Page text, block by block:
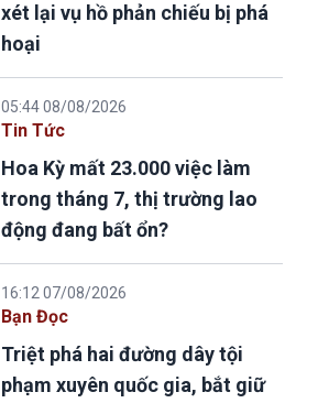
xét lại vụ hồ phản chiếu bị phá
hoại
05:44 08/08/2026
Tin Tức
Hoa Kỳ mất 23.000 việc làm
trong tháng 7, thị trường lao
động đang bất ổn?
16:12 07/08/2026
Bạn Đọc
Triệt phá hai đường dây tội
phạm xuyên quốc gia, bắt giữ